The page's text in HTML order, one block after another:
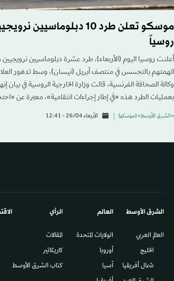
روسياً
اتهمتهم بالتجسس في منتصف أبريل (نيسان)، وسط تدهور
وكالة الصحافة الفرنسية، قالت وزارة الخارجية الروسية في بيان
بعمليات الطرد هذه «في إطار إجراءات انتقامية»، معبّرة عن
«الشرق الأوسط» (موسكو) الأربعاء 26/04 - 12:41
الشرق الأوسط​
العالم العربي
الخليج
شمال أفريقيا
العالم
الولايات المتحدة
أوروبا
آسيا
الرأي
المقالات
كاريكاتير
كتاب الشرق الأوسط